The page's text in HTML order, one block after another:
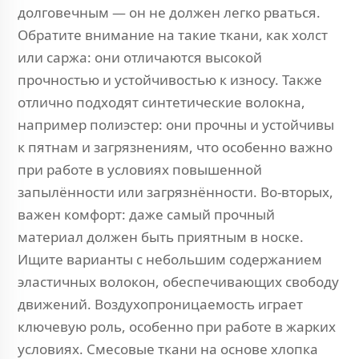
долговечным — он не должен легко рваться.
Обратите внимание на такие ткани, как холст
или саржа: они отличаются высокой
прочностью и устойчивостью к износу. Также
отлично подходят синтетические волокна,
например полиэстер: они прочны и устойчивы
к пятнам и загрязнениям, что особенно важно
при работе в условиях повышенной
запылённости или загрязнённости. Во-вторых,
важен комфорт: даже самый прочный
материал должен быть приятным в носке.
Ищите варианты с небольшим содержанием
эластичных волокон, обеспечивающих свободу
движений. Воздухопроницаемость играет
ключевую роль, особенно при работе в жарких
условиях. Смесовые ткани на основе хлопка